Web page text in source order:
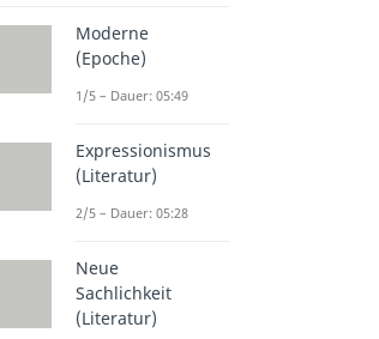
Moderne
(Epoche)
1/5 – Dauer: 05:49
Expressionismus
(Literatur)
2/5 – Dauer: 05:28
Neue
Sachlichkeit
(Literatur)